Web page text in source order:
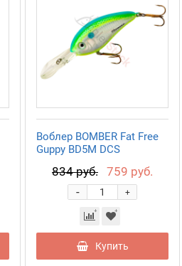
Воблер BOMBER Fat Free
Guppy BD5M DCS
834 руб. 759 руб.
+
-
Купить